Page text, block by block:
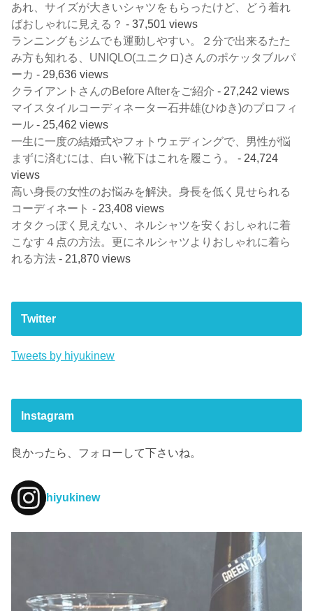
あれ、サイズが大きいシャツをもらったけど、どう着れ
ばおしゃれに見える？ - 37,501 views
ランニングもジムでも運動しやすい。２分で出来るたた
み方も知れる、UNIQLO(ユニクロ)さんのポケッタブルパ
ーカ - 29,636 views
クライアントさんのBefore Afterをご紹介 - 27,242 views
マイスタイルコーディネーター石井雄(ひゆき)のプロフィ
ール - 25,462 views
一生に一度の結婚式やフォトウェディングで、男性が悩
まずに済むには、白い靴下はこれを履こう。
- 24,724
views
高い身長の女性のお悩みを解決。身長を低く見せられる
コーディネート - 23,408 views
オタクっぽく見えない、ネルシャツを安くおしゃれに着
こなす４点の方法。更にネルシャツよりおしゃれに着ら
れる方法 - 21,870 views
Twitter
Tweets by hiyukinew
Instagram
良かったら、フォローして下さいね。
hiyukinew